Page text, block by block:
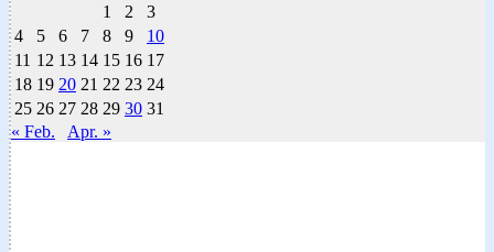
1
2
3
4
5 6 7 8 9
10
11 12 13 14 15 16 17
18 19 20 21 22 23 24
25 26 27 28 29 30 31
« Feb.
Apr. »